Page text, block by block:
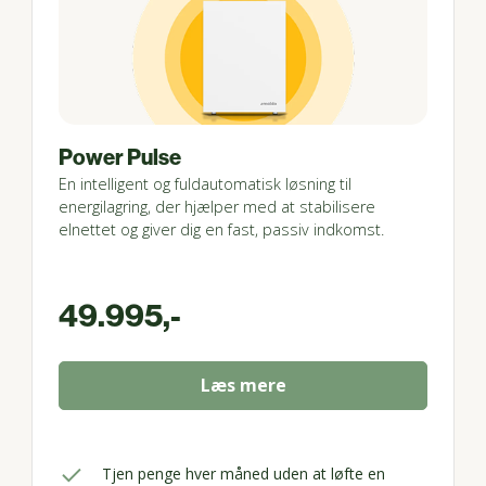
Power Pulse
En intelligent og fuldautomatisk løsning til
energilagring, der hjælper med at stabilisere
elnettet og giver dig en fast, passiv indkomst.
49.995,-
Læs mere
Tjen penge hver måned uden at løfte en